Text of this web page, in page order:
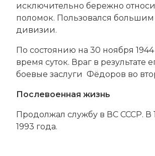
исключительно бережно
поломок. Пользовался большим
дивизии.
По состоянию на 30 ноября
время суток. Враг в
боевые заслуги Фёдоров во
Послевоенная жизнь
Продолжал службу в ВС СССР. В
1993 года.